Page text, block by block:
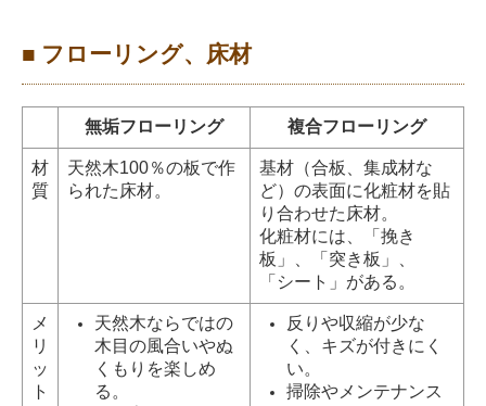
■ フローリング、床材
無垢フローリング 複合フローリング
材
質
天然木100％の板で作
られた床材。
基材（合板、集成材な
ど）の表面に化粧材を貼
り合わせた床材。
化粧材には、「挽き
板」、「突き板」、
「シート」がある。
メ
リ
ッ
ト
天然木ならではの
木目の風合いやぬ
くもりを楽しめ
る。
反りや収縮が少な
く、キズが付きにく
い。
掃除やメンテナンス